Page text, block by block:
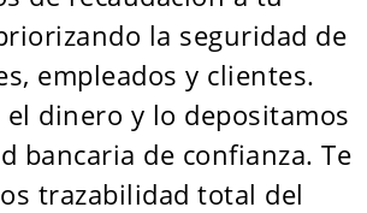
la seguridad de
empleados y clientes.
el dinero y lo depositamos
bancaria de confianza. Te
trazabilidad total del